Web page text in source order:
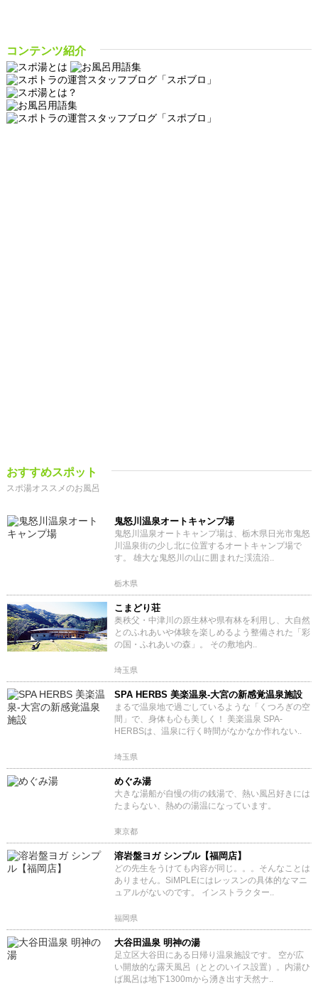
コンテンツ紹介
おすすめスポット
スポ湯オススメのお風呂
鬼怒川温泉オートキャンプ場
鬼怒川温泉オートキャンプ場は、栃木県日光市鬼怒
川温泉街の少し北に位置するオートキャンプ場で
す。 雄大な鬼怒川の山に囲まれた渓流沿..
栃木県
こまどり荘
奥秩父・中津川の原生林や県有林を利用し、大自然
とのふれあいや体験を楽しめるよう整備された「彩
の国・ふれあいの森」。 その敷地内..
埼玉県
SPA HERBS 美楽温泉‐大宮の新感覚温泉施設
まるで温泉地で過ごしているような「くつろぎの空
間」で、身体も心も美しく！ 美楽温泉 SPA-
HERBSは、温泉に行く時間がなかなか作れない..
埼玉県
めぐみ湯
大きな湯船が自慢の街の銭湯で、熱い風呂好きには
たまらない、熱めの湯温になっています。
東京都
溶岩盤ヨガ シンプル【福岡店】
どの先生をうけても内容が同じ。。。そんなことは
ありません。SiMPLEにはレッスンの具体的なマニ
ュアルがないのです。 インストラクター..
福岡県
大谷田温泉 明神の湯
足立区大谷田にある日帰り温泉施設です。 空が広
い開放的な露天風呂（ととのいイス設置）。内湯ひ
ば風呂は地下1300mから湧き出す天然ナ..